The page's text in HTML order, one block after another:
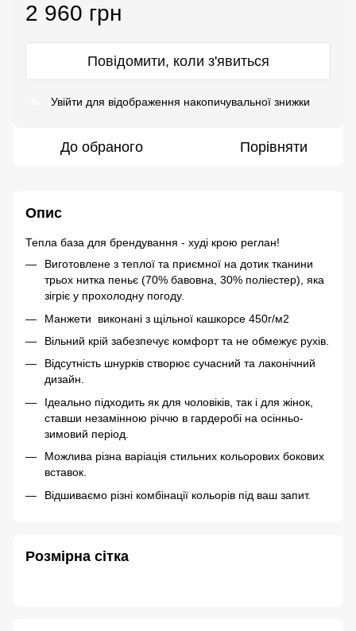
2 960 грн
Повідомити, коли з'явиться
Увійти для відображення накопичувальної знижки
До обраного Порівняти
Опис
Тепла база для брендування - худі крою реглан!
Виготовлене з теплої та приємної на дотик тканини
трьох нитка пеньє (70% бавовна, 30% поліестер), яка
зігріє у прохолодну погоду.
Манжети виконані з щільної кашкорсе 450г/м2
Вільний крій забезпечує комфорт та не обмежує рухів.
Відсутність шнурків створює сучасний та лаконічний
дизайн.
Ідеально підходить як для чоловіків, так і для жінок,
ставши незамінною річчю в гардеробі на осінньо-
зимовий період.
Можлива різна варіація стильних кольорових бокових
вставок.
Відшиваємо різні комбінації кольорів під ваш запит.
Розмірна сітка